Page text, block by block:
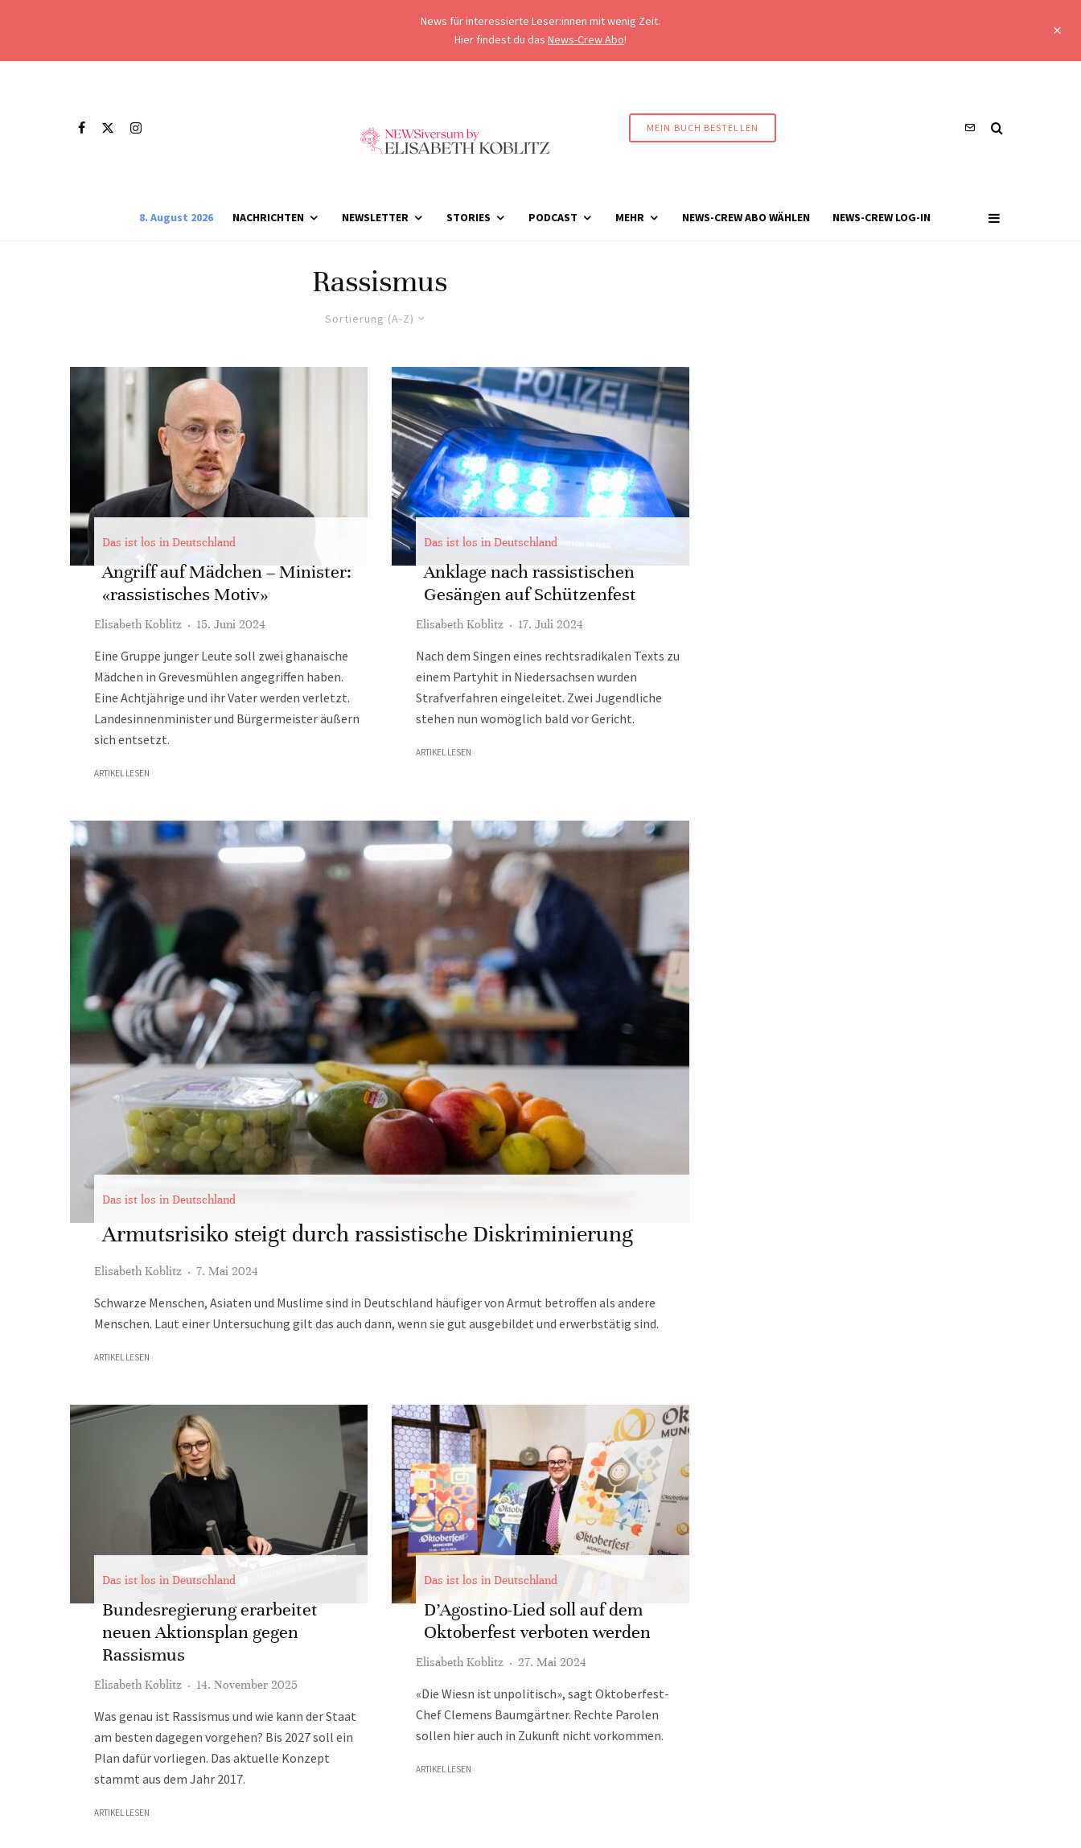
News für interessierte Leser:innen mit wenig Zeit.
Hier findest du das News-Crew Abo!
MEIN BUCH BESTELLEN
8. August 2026 NACHRICHTEN NEWSLETTER STORIES PODCAST MEHR NEWS-CREW ABO WÄHLEN NEWS-CREW LOG-IN
Rassismus
Sortierung (A-Z)
Das ist los in Deutschland
Angriff auf Mädchen – Minister:
«rassistisches Motiv»
Elisabeth Koblitz · 15. Juni 2024
Eine Gruppe junger Leute soll zwei ghanaische
Mädchen in Grevesmühlen angegriffen haben.
Eine Achtjährige und ihr Vater werden verletzt.
Landesinnenminister und Bürgermeister äußern
sich entsetzt.
ARTIKEL LESEN
Das ist los in Deutschland
Anklage nach rassistischen
Gesängen auf Schützenfest
Elisabeth Koblitz · 17. Juli 2024
Nach dem Singen eines rechtsradikalen Texts zu
einem Partyhit in Niedersachsen wurden
Strafverfahren eingeleitet. Zwei Jugendliche
stehen nun womöglich bald vor Gericht.
ARTIKEL LESEN
Das ist los in Deutschland
Armutsrisiko steigt durch rassistische Diskriminierung
Elisabeth Koblitz · 7. Mai 2024
Schwarze Menschen, Asiaten und Muslime sind in Deutschland häufiger von Armut betroffen als andere
Menschen. Laut einer Untersuchung gilt das auch dann, wenn sie gut ausgebildet und erwerbstätig sind.
ARTIKEL LESEN
Das ist los in Deutschland
Bundesregierung erarbeitet
neuen Aktionsplan gegen
Rassismus
Elisabeth Koblitz · 14. November 2025
Was genau ist Rassismus und wie kann der Staat
am besten dagegen vorgehen? Bis 2027 soll ein
Plan dafür vorliegen. Das aktuelle Konzept
stammt aus dem Jahr 2017.
ARTIKEL LESEN
Das ist los in Deutschland
D’Agostino-Lied soll auf dem
Oktoberfest verboten werden
Elisabeth Koblitz · 27. Mai 2024
«Die Wiesn ist unpolitisch», sagt Oktoberfest-
Chef Clemens Baumgärtner. Rechte Parolen
sollen hier auch in Zukunft nicht vorkommen.
ARTIKEL LESEN